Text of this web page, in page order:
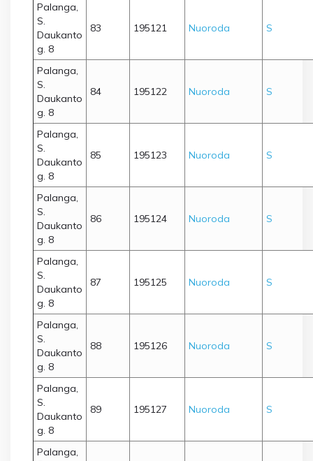
Palanga,
S.
Daukanto
g. 8
83 195121 Nuoroda S
Palanga,
S.
Daukanto
g. 8
84 195122 Nuoroda S
Palanga,
S.
Daukanto
g. 8
85 195123 Nuoroda S
Palanga,
S.
Daukanto
g. 8
86 195124 Nuoroda S
Palanga,
S.
Daukanto
g. 8
87 195125 Nuoroda S
Palanga,
S.
Daukanto
g. 8
88 195126 Nuoroda S
Palanga,
S.
Daukanto
g. 8
89 195127 Nuoroda S
Palanga,